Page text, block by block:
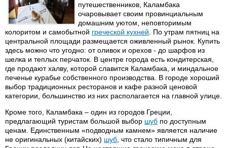
путешественников, Каламбака
очаровывает своим провинциальным
домашним уютом, неповторимым
колоритом и самобытной греческой кухней . По утрам пятниц на
центральной площади размещается оживленный рынок. Купить
здесь можно что угодно: от оливок и орехов - до шарфов из
шелка и теплых перчаток. В центре города есть кондитерская,
где продают халву, которой славится Каламбака, и миндальное
печенье курабье собственного производства. В городе хороший
выбор традиционных ресторанов и кафе разной ценовой
категории, большинство из них располагается на главной улице.
Кроме того, Каламбака – один из городов Греции,
предлагающий туристам большой выбор шуб по доступным
ценам. Единственным «подводным камнем» является наличие
не оригинальных (китайских) шуб , что стало типичным для